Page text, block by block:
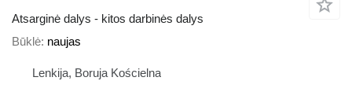
Atsarginė dalys - kitos darbinės dalys
Būklė naujas
Lenkija, Boruja Kościelna